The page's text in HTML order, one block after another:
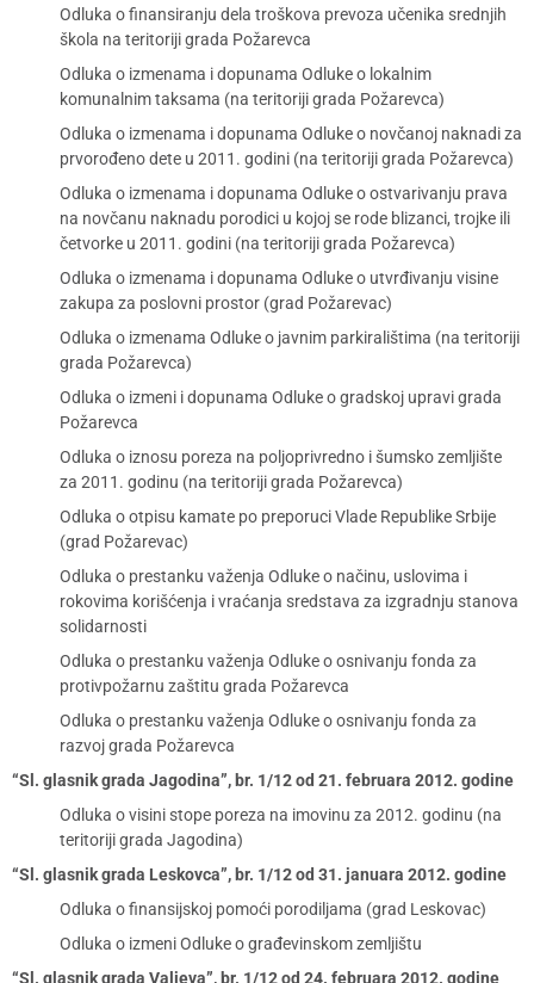
Odluka o finansiranju dela troškova prevoza učenika srednjih
škola na teritoriji grada Požarevca
Odluka o izmenama i dopunama Odluke o lokalnim
komunalnim taksama (na teritoriji grada Požarevca)
Odluka o izmenama i dopunama Odluke o novčanoj naknadi za
prvorođeno dete u 2011. godini (na teritoriji grada Požarevca)
Odluka o izmenama i dopunama Odluke o ostvarivanju prava
na novčanu naknadu porodici u kojoj se rode blizanci, trojke ili
četvorke u 2011. godini (na teritoriji grada Požarevca)
Odluka o izmenama i dopunama Odluke o utvrđivanju visine
zakupa za poslovni prostor (grad Požarevac)
Odluka o izmenama Odluke o javnim parkiralištima (na teritoriji
grada Požarevca)
Odluka o izmeni i dopunama Odluke o gradskoj upravi grada
Požarevca
Odluka o iznosu poreza na poljoprivredno i šumsko zemljište
za 2011. godinu (na teritoriji grada Požarevca)
Odluka o otpisu kamate po preporuci Vlade Republike Srbije
(grad Požarevac)
Odluka o prestanku važenja Odluke o načinu, uslovima i
rokovima korišćenja i vraćanja sredstava za izgradnju stanova
solidarnosti
Odluka o prestanku važenja Odluke o osnivanju fonda za
protivpožarnu zaštitu grada Požarevca
Odluka o prestanku važenja Odluke o osnivanju fonda za
razvoj grada Požarevca
“Sl. glasnik grada Jagodina”, br. 1/12 od 21. februara 2012. godine
Odluka o visini stope poreza na imovinu za 2012. godinu (na
teritoriji grada Jagodina)
“Sl. glasnik grada Leskovca”, br. 1/12 od 31. januara 2012. godine
Odluka o finansijskoj pomoći porodiljama (grad Leskovac)
Odluka o izmeni Odluke o građevinskom zemljištu
“Sl. glasnik grada Valjeva”, br. 1/12 od 24. februara 2012. godine